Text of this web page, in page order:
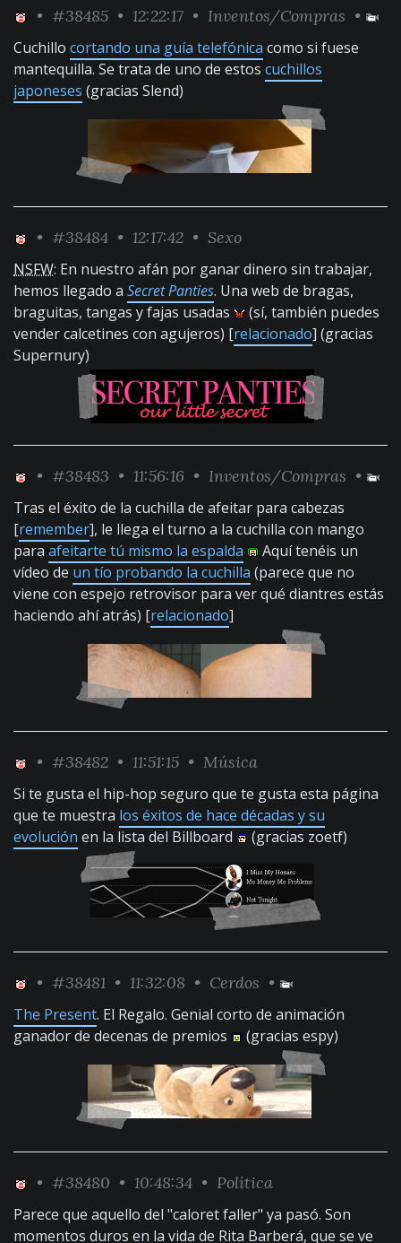
• #38485 • 12:22:17 • Inventos/Compras •
Cuchillo cortando una guía telefónica como si fuese
mantequilla. Se trata de uno de estos cuchillos
japoneses (gracias Slend)
• #38484 • 12:17:42 • Sexo
NSFW: En nuestro afán por ganar dinero sin trabajar,
hemos llegado a Secret Panties. Una web de bragas,
braguitas, tangas y fajas usadas
(sí, también puedes
vender calcetines con agujeros) [relacionado] (gracias
Supernury)
• #38483 • 11:56:16 • Inventos/Compras •
Tras el éxito de la cuchilla de afeitar para cabezas
[remember], le llega el turno a la cuchilla con mango
para afeitarte tú mismo la espalda
Aquí tenéis un
vídeo de un tío probando la cuchilla (parece que no
viene con espejo retrovisor para ver qué diantres estás
haciendo ahí atrás) [relacionado]
• #38482 • 11:51:15 • Música
Si te gusta el hip-hop seguro que te gusta esta página
que te muestra los éxitos de hace décadas y su
evolución en la lista del Billboard (gracias zoetf)
• #38481 • 11:32:08 • Cerdos •
The Present. El Regalo. Genial corto de animación
ganador de decenas de premios
(gracias espy)
• #38480 • 10:48:34 • Política
Parece que aquello del "caloret faller" ya pasó. Son
momentos duros en la vida de Rita Barberá, que se ve